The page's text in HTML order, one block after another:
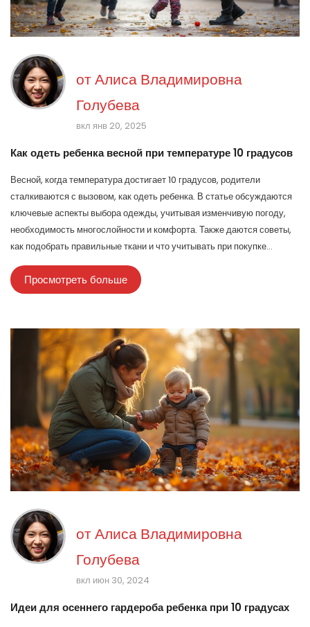
отАлиса Владимировна
Голубева
вкл янв 20, 2025
Как одеть ребенка весной при температуре 10 градусов
Весной, когда температура достигает 10 градусов, родители
сталкиваются с вызовом, как одеть ребенка. В статье обсуждаются
ключевые аспекты выбора одежды, учитывая изменчивую погоду,
необходимость многослойности и комфорта. Также даются советы,
как подобрать правильные ткани и что учитывать при покупке
одежды для ребенка на такой период. Важно сбалансировать тепло и
свободу движений, чтобы ребенок чувствовал себя уютно и
безопасно на улице.
Просмотреть больше
отАлиса Владимировна
Голубева
вкл июн 30, 2024
Идеи для осеннего гардероба ребенка при 10 градусах